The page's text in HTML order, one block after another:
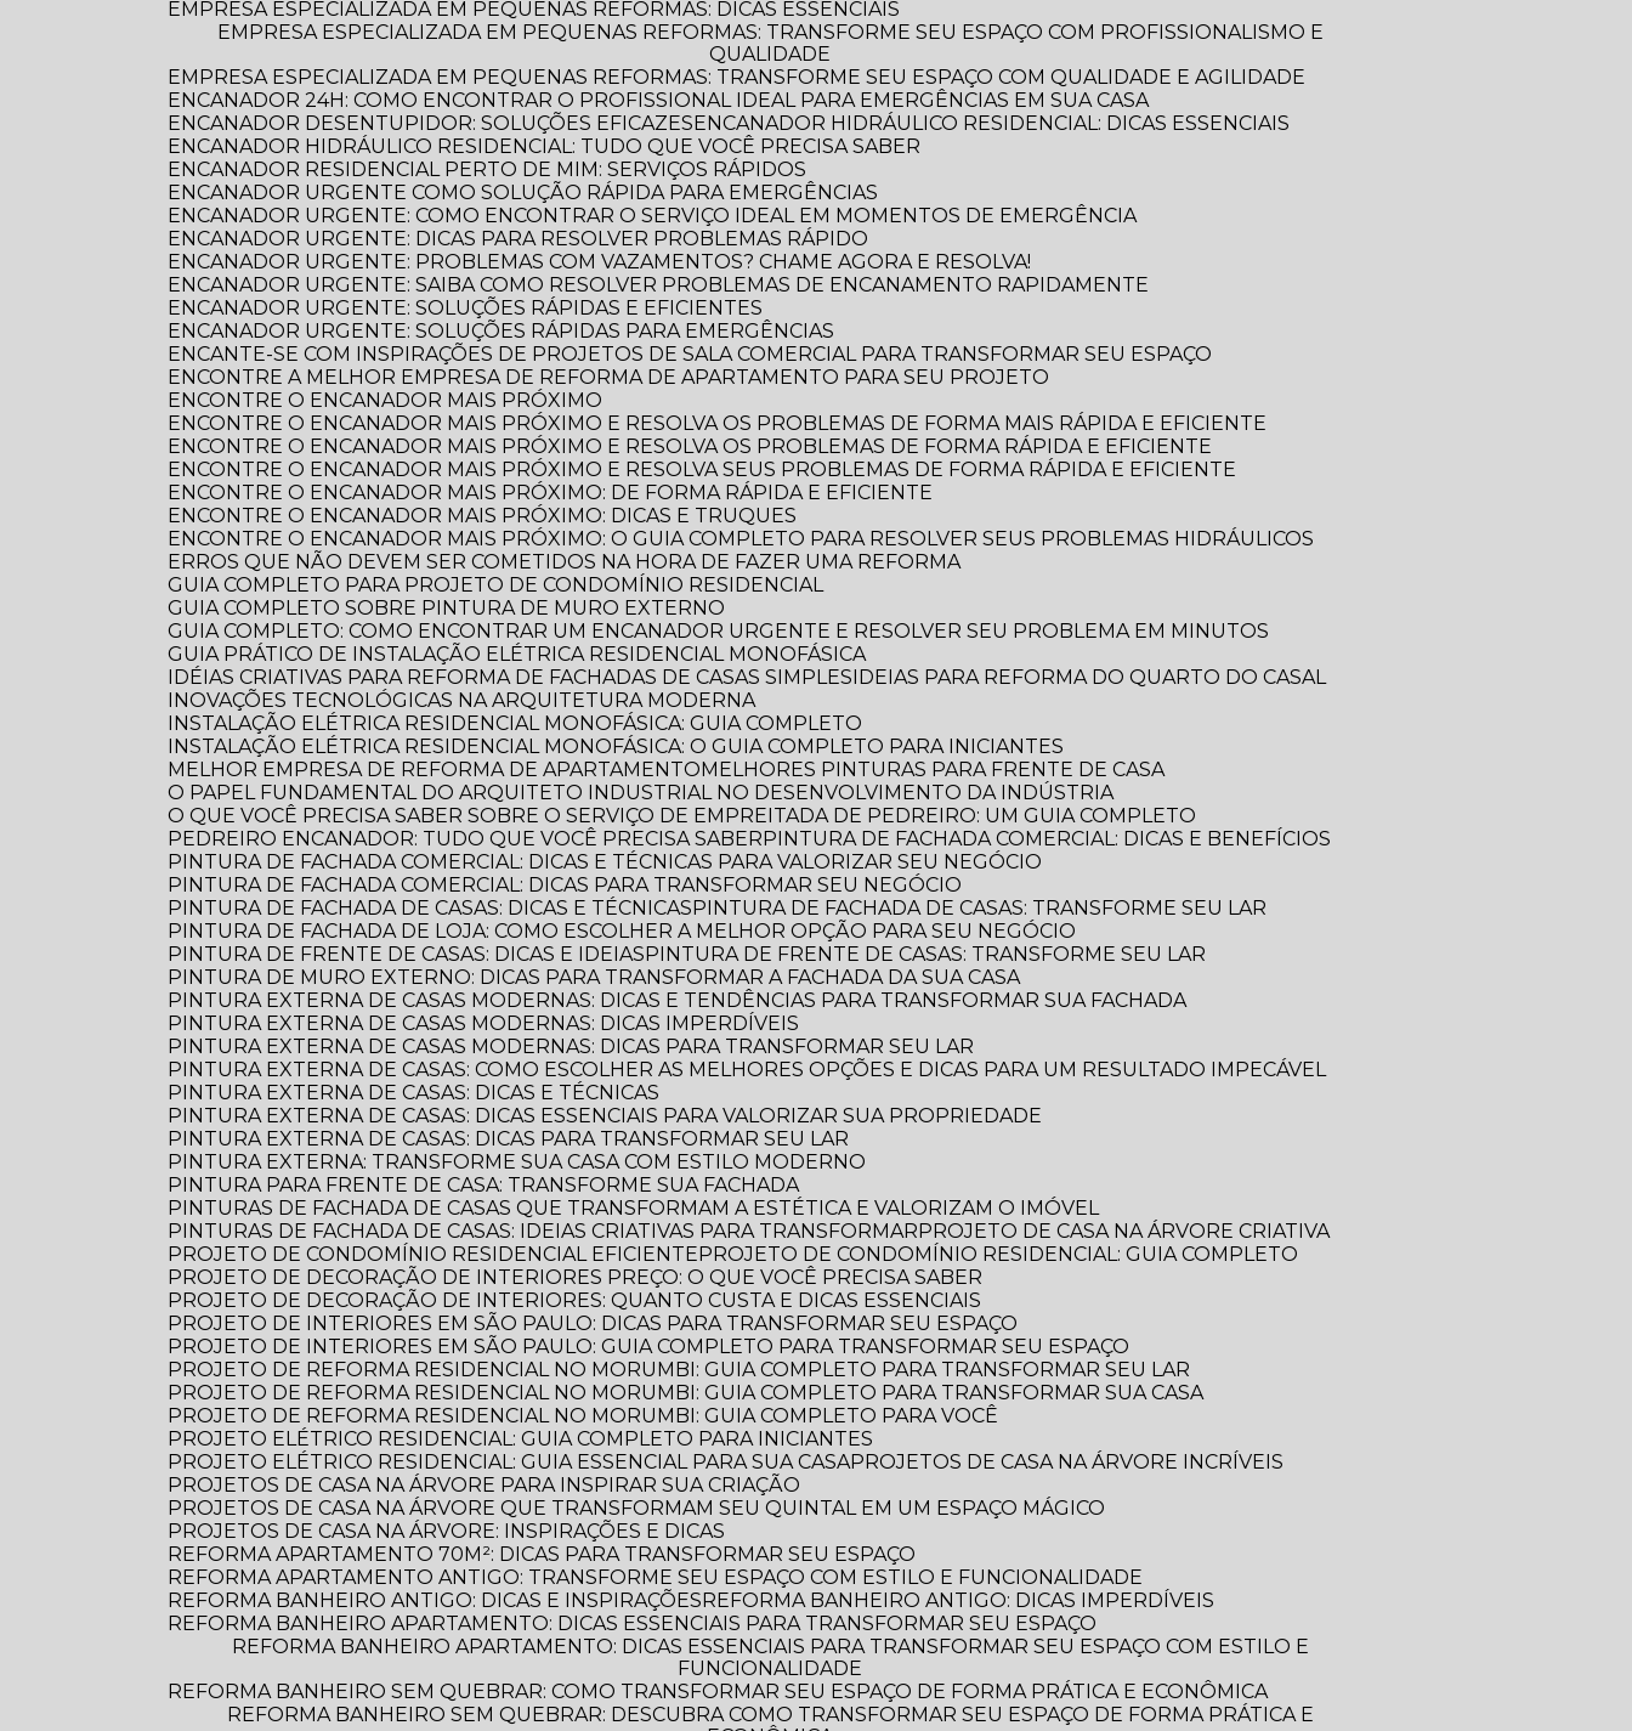
EMPRESA ESPECIALIZADA EM PEQUENAS REFORMAS: DICAS ESSENCIAIS
EMPRESA ESPECIALIZADA EM PEQUENAS REFORMAS: TRANSFORME SEU ESPAÇO COM PROFISSIONALISMO E
QUALIDADE
EMPRESA ESPECIALIZADA EM PEQUENAS REFORMAS: TRANSFORME SEU ESPAÇO COM QUALIDADE E AGILIDADE
ENCANADOR 24H: COMO ENCONTRAR O PROFISSIONAL IDEAL PARA EMERGÊNCIAS EM SUA CASA
ENCANADOR DESENTUPIDOR: SOLUÇÕES EFICAZES
ENCANADOR HIDRÁULICO RESIDENCIAL: DICAS ESSENCIAIS
ENCANADOR HIDRÁULICO RESIDENCIAL: TUDO QUE VOCÊ PRECISA SABER
ENCANADOR RESIDENCIAL PERTO DE MIM: SERVIÇOS RÁPIDOS
ENCANADOR URGENTE COMO SOLUÇÃO RÁPIDA PARA EMERGÊNCIAS
ENCANADOR URGENTE: COMO ENCONTRAR O SERVIÇO IDEAL EM MOMENTOS DE EMERGÊNCIA
ENCANADOR URGENTE: DICAS PARA RESOLVER PROBLEMAS RÁPIDO
ENCANADOR URGENTE: PROBLEMAS COM VAZAMENTOS? CHAME AGORA E RESOLVA!
ENCANADOR URGENTE: SAIBA COMO RESOLVER PROBLEMAS DE ENCANAMENTO RAPIDAMENTE
ENCANADOR URGENTE: SOLUÇÕES RÁPIDAS E EFICIENTES
ENCANADOR URGENTE: SOLUÇÕES RÁPIDAS PARA EMERGÊNCIAS
ENCANTE-SE COM INSPIRAÇÕES DE PROJETOS DE SALA COMERCIAL PARA TRANSFORMAR SEU ESPAÇO
ENCONTRE A MELHOR EMPRESA DE REFORMA DE APARTAMENTO PARA SEU PROJETO
ENCONTRE O ENCANADOR MAIS PRÓXIMO
ENCONTRE O ENCANADOR MAIS PRÓXIMO E RESOLVA OS PROBLEMAS DE FORMA MAIS RÁPIDA E EFICIENTE
ENCONTRE O ENCANADOR MAIS PRÓXIMO E RESOLVA OS PROBLEMAS DE FORMA RÁPIDA E EFICIENTE
ENCONTRE O ENCANADOR MAIS PRÓXIMO E RESOLVA SEUS PROBLEMAS DE FORMA RÁPIDA E EFICIENTE
ENCONTRE O ENCANADOR MAIS PRÓXIMO: DE FORMA RÁPIDA E EFICIENTE
ENCONTRE O ENCANADOR MAIS PRÓXIMO: DICAS E TRUQUES
ENCONTRE O ENCANADOR MAIS PRÓXIMO: O GUIA COMPLETO PARA RESOLVER SEUS PROBLEMAS HIDRÁULICOS
ERROS QUE NÃO DEVEM SER COMETIDOS NA HORA DE FAZER UMA REFORMA
GUIA COMPLETO PARA PROJETO DE CONDOMÍNIO RESIDENCIAL
GUIA COMPLETO SOBRE PINTURA DE MURO EXTERNO
GUIA COMPLETO: COMO ENCONTRAR UM ENCANADOR URGENTE E RESOLVER SEU PROBLEMA EM MINUTOS
GUIA PRÁTICO DE INSTALAÇÃO ELÉTRICA RESIDENCIAL MONOFÁSICA
IDÉIAS CRIATIVAS PARA REFORMA DE FACHADAS DE CASAS SIMPLES IDEIAS PARA REFORMA DO QUARTO DO CASAL
INOVAÇÕES TECNOLÓGICAS NA ARQUITETURA MODERNA
INSTALAÇÃO ELÉTRICA RESIDENCIAL MONOFÁSICA: GUIA COMPLETO
INSTALAÇÃO ELÉTRICA RESIDENCIAL MONOFÁSICA: O GUIA COMPLETO PARA INICIANTES
MELHOR EMPRESA DE REFORMA DE APARTAMENTO
MELHORES PINTURAS PARA FRENTE DE CASA
O PAPEL FUNDAMENTAL DO ARQUITETO INDUSTRIAL NO DESENVOLVIMENTO DA INDÚSTRIA
O QUE VOCÊ PRECISA SABER SOBRE O SERVIÇO DE EMPREITADA DE PEDREIRO: UM GUIA COMPLETO
PEDREIRO ENCANADOR: TUDO QUE VOCÊ PRECISA SABER
PINTURA DE FACHADA COMERCIAL: DICAS E BENEFÍCIOS
PINTURA DE FACHADA COMERCIAL: DICAS E TÉCNICAS PARA VALORIZAR SEU NEGÓCIO
PINTURA DE FACHADA COMERCIAL: DICAS PARA TRANSFORMAR SEU NEGÓCIO
PINTURA DE FACHADA DE CASAS: DICAS E TÉCNICAS
PINTURA DE FACHADA DE CASAS: TRANSFORME SEU LAR
PINTURA DE FACHADA DE LOJA: COMO ESCOLHER A MELHOR OPÇÃO PARA SEU NEGÓCIO
PINTURA DE FRENTE DE CASAS: DICAS E IDEIAS
PINTURA DE FRENTE DE CASAS: TRANSFORME SEU LAR
PINTURA DE MURO EXTERNO: DICAS PARA TRANSFORMAR A FACHADA DA SUA CASA
PINTURA EXTERNA DE CASAS MODERNAS: DICAS E TENDÊNCIAS PARA TRANSFORMAR SUA FACHADA
PINTURA EXTERNA DE CASAS MODERNAS: DICAS IMPERDÍVEIS
PINTURA EXTERNA DE CASAS MODERNAS: DICAS PARA TRANSFORMAR SEU LAR
PINTURA EXTERNA DE CASAS: COMO ESCOLHER AS MELHORES OPÇÕES E DICAS PARA UM RESULTADO IMPECÁVEL
PINTURA EXTERNA DE CASAS: DICAS E TÉCNICAS
PINTURA EXTERNA DE CASAS: DICAS ESSENCIAIS PARA VALORIZAR SUA PROPRIEDADE
PINTURA EXTERNA DE CASAS: DICAS PARA TRANSFORMAR SEU LAR
PINTURA EXTERNA: TRANSFORME SUA CASA COM ESTILO MODERNO
PINTURA PARA FRENTE DE CASA: TRANSFORME SUA FACHADA
PINTURAS DE FACHADA DE CASAS QUE TRANSFORMAM A ESTÉTICA E VALORIZAM O IMÓVEL
PINTURAS DE FACHADA DE CASAS: IDEIAS CRIATIVAS PARA TRANSFORMAR
PROJETO DE CASA NA ÁRVORE CRIATIVA
PROJETO DE CONDOMÍNIO RESIDENCIAL EFICIENTE
PROJETO DE CONDOMÍNIO RESIDENCIAL: GUIA COMPLETO
PROJETO DE DECORAÇÃO DE INTERIORES PREÇO: O QUE VOCÊ PRECISA SABER
PROJETO DE DECORAÇÃO DE INTERIORES: QUANTO CUSTA E DICAS ESSENCIAIS
PROJETO DE INTERIORES EM SÃO PAULO: DICAS PARA TRANSFORMAR SEU ESPAÇO
PROJETO DE INTERIORES EM SÃO PAULO: GUIA COMPLETO PARA TRANSFORMAR SEU ESPAÇO
PROJETO DE REFORMA RESIDENCIAL NO MORUMBI: GUIA COMPLETO PARA TRANSFORMAR SEU LAR
PROJETO DE REFORMA RESIDENCIAL NO MORUMBI: GUIA COMPLETO PARA TRANSFORMAR SUA CASA
PROJETO DE REFORMA RESIDENCIAL NO MORUMBI: GUIA COMPLETO PARA VOCÊ
PROJETO ELÉTRICO RESIDENCIAL: GUIA COMPLETO PARA INICIANTES
PROJETO ELÉTRICO RESIDENCIAL: GUIA ESSENCIAL PARA SUA CASA
PROJETOS DE CASA NA ÁRVORE INCRÍVEIS
PROJETOS DE CASA NA ÁRVORE PARA INSPIRAR SUA CRIAÇÃO
PROJETOS DE CASA NA ÁRVORE QUE TRANSFORMAM SEU QUINTAL EM UM ESPAÇO MÁGICO
PROJETOS DE CASA NA ÁRVORE: INSPIRAÇÕES E DICAS
REFORMA APARTAMENTO 70M²: DICAS PARA TRANSFORMAR SEU ESPAÇO
REFORMA APARTAMENTO ANTIGO: TRANSFORME SEU ESPAÇO COM ESTILO E FUNCIONALIDADE
REFORMA BANHEIRO ANTIGO: DICAS E INSPIRAÇÕES
REFORMA BANHEIRO ANTIGO: DICAS IMPERDÍVEIS
REFORMA BANHEIRO APARTAMENTO: DICAS ESSENCIAIS PARA TRANSFORMAR SEU ESPAÇO
REFORMA BANHEIRO APARTAMENTO: DICAS ESSENCIAIS PARA TRANSFORMAR SEU ESPAÇO COM ESTILO E
FUNCIONALIDADE
REFORMA BANHEIRO SEM QUEBRAR: COMO TRANSFORMAR SEU ESPAÇO DE FORMA PRÁTICA E ECONÔMICA
REFORMA BANHEIRO SEM QUEBRAR: DESCUBRA COMO TRANSFORMAR SEU ESPAÇO DE FORMA PRÁTICA E